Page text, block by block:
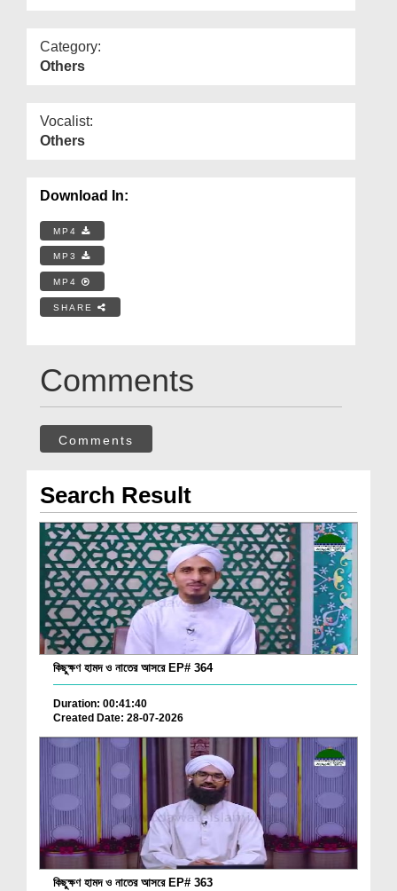
Category:
Others
Vocalist:
Others
Download In:
MP4
MP3
MP4
SHARE
Comments
Comments
Search Result
কিছুক্ষণ হামদ ও নাতের আসরে EP# 364
Duration: 00:41:40
Created Date: 28-07-2026
কিছুক্ষণ হামদ ও নাতের আসরে EP# 363